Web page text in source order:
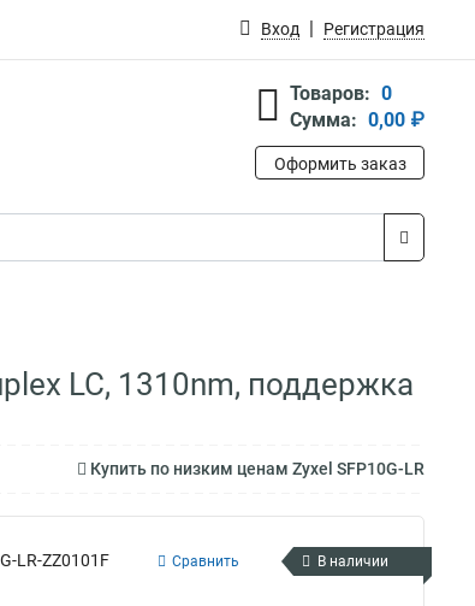
Вход Регистрация
Товаров: 0
Сумма: 0,00 ₽
Оформить заказ
LC, 1310nm, поддержка
Купить по низким ценам Zyxel SFP10G-LR
LR-ZZ0101F Сравнить В наличии